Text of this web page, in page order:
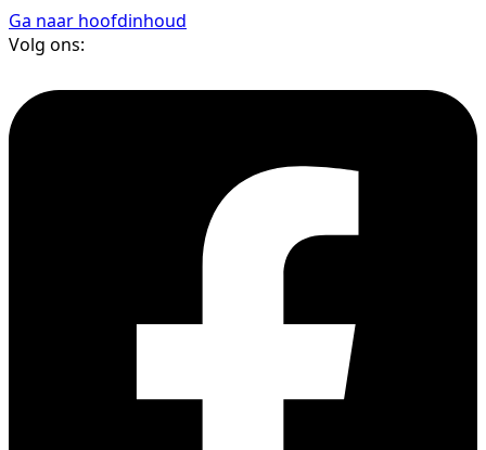
Ga naar hoofdinhoud
Volg ons: